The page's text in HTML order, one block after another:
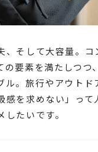
、そして大容量。コ
の要素を満たしつつ
ル。旅行やアウトド
感を求めない」って
たいです。